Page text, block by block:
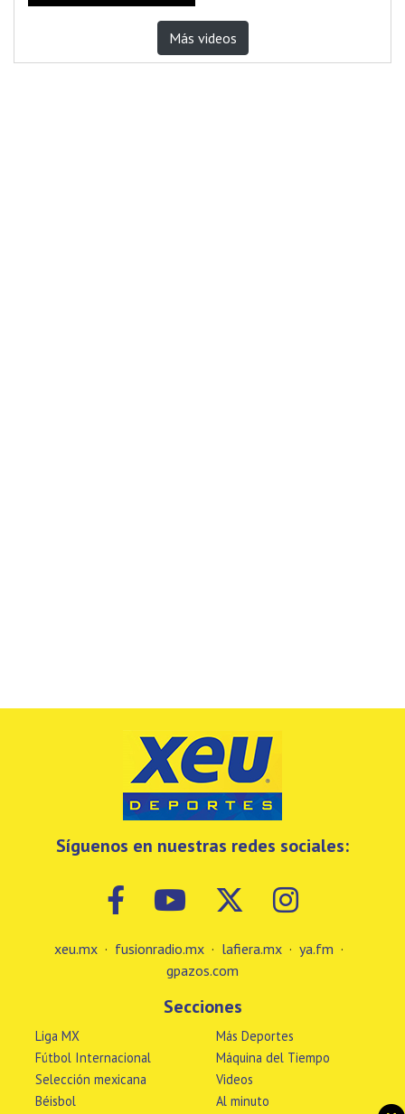
Más videos
Síguenos en nuestras redes sociales:
xeu.mx · fusionradio.mx · lafiera.mx · ya.fm ·
gpazos.com
Secciones
Liga MX
Fútbol Internacional
Selección mexicana
Béisbol
Más Deportes
Máquina del Tiempo
Videos
Al minuto